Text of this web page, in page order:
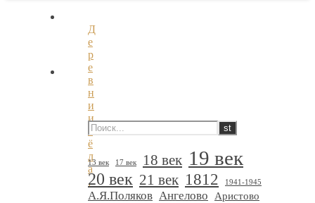
Д
е
р
е
в
н
и
и
с
ё
л
а
,
13 век 17 век 18 век 19 век
20 век 21 век 1812 1941-1945
А.Я.Поляков Ангелово Аристово